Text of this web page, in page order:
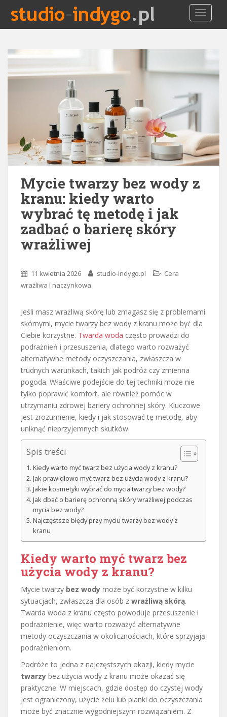
i
Mycie twarzy bez wody z
kranu: kiedy warto
wybrać tę metodę i jak
zadbać o barierę skóry
wrażliwej
11 kwietnia 2026 studio-indygo.pl
Cera
wrażliwa i naczynkowa
Jeśli masz wrażliwą skórę lub zmagasz się z problemami
skórnymi, mycie twarzy bez wody z kranu może być dla
Ciebie korzystne. Twarda woda często prowadzi do
podrażnień i przesuszenia, dlatego warto rozważyć
alternatywne metody oczyszczania, zwłaszcza w
trudnych warunkach, takich jak podróż czy zmienna
pogoda. Właściwe podejście do tej techniki może nie
tylko poprawić komfort, ale również pomóc w
utrzymaniu zdrowej bariery ochronnej skóry. Kluczowe
jest zrozumienie, kiedy i jak stosować tę metodę, aby
uniknąć nieprzyjemnych skutków.
Spis treści
Kiedy warto myć twarz bez użycia wody z kranu?
Jak prawidłowo myć twarz bez użycia wody z kranu?
Jakie kosmetyki wybrać do mycia twarzy bez wody?
Jak dbać o barierę ochronną skóry wrażliwej podczas
mycia bez wody?
Najczęstsze błędy przy myciu twarzy bez wody z
kranu
Kiedy warto myć twarz bez
użycia wody z kranu?
Mycie twarzy bez wody może być korzystne w kilku
sytuacjach, zwłaszcza dla osób z wrażliwą skórą.
Twarda woda z kranu często powoduje przesuszenie i
podrażnienie, więc warto rozważyć alternatywne
metody oczyszczania w okolicznościach, które sprzyjają
podrażnieniom.
Podróże to jedna z najczęstszych okazji, kiedy mycie
twarzy bez użycia wody z kranu może okazać się
praktyczne. W miejscach, gdzie dostęp do czystej wody
jest ograniczony, użycie żelu lub pianki do oczyszczania
może być znacznie wygodniejszym rozwiązaniem. Z